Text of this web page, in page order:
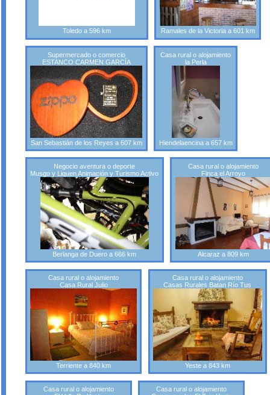
Toledo a 596 km Ramales de la Victoria a 601 km
Supermercado o comercio
ESTANCO CARMEN GARCÍA
San Sebastián de los Reyes a 607 km
Casa rural o alojamiento
la Perla
Hiendelaencina a 657 km
Negocio aventura o deporte
Musgo y Liquen Animación y Turismo Activo
Berlanga de Duero a 666 km
Casa rural o alojamiento
Finca el Arroyo
Alcaraz a 809 km
Casa rural o alojamiento
Casa Rural Julio
Terriente a 840 km
Casa rural o alojamiento
Casas Rurales Batan Río Tus
Yeste a 843 km
Casa rural o alojamiento
Casa rural o alojamiento